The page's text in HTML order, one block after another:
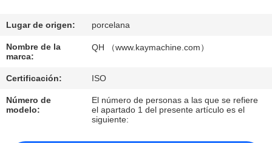
NOTICIAS
SOLICITAR
Lugar de origen: porcelana
Nombre de la
marca:
QH （www.kaymachine.com）
Certificación: ISO
Número de
modelo:
El número de personas a las que se refiere
el apartado 1 del presente artículo es el
siguiente: